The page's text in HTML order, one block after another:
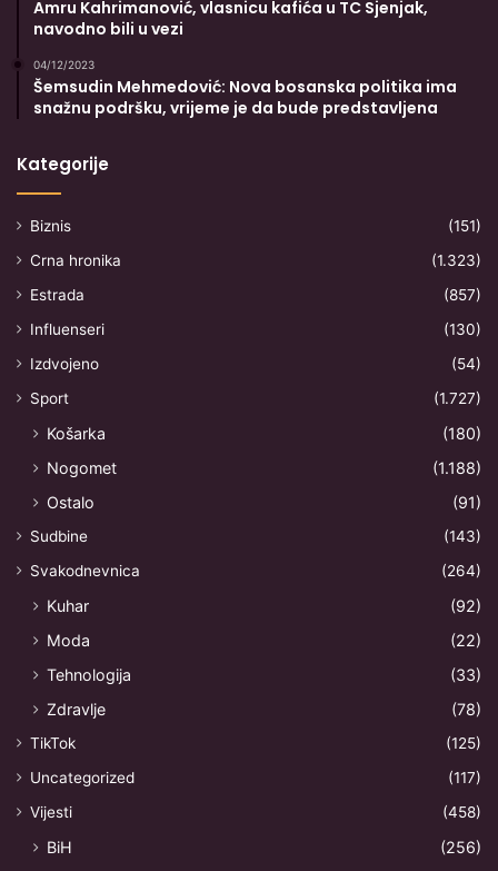
Amru Kahrimanović, vlasnicu kafića u TC Sjenjak,
navodno bili u vezi
04/12/2023
Šemsudin Mehmedović: Nova bosanska politika ima
snažnu podršku, vrijeme je da bude predstavljena
Kategorije
Biznis
(151)
Crna hronika
(1.323)
Estrada
(857)
Influenseri
(130)
Izdvojeno
(54)
Sport
(1.727)
Košarka
(180)
Nogomet
(1.188)
Ostalo
(91)
Sudbine
(143)
Svakodnevnica
(264)
Kuhar
(92)
Moda
(22)
Tehnologija
(33)
Zdravlje
(78)
TikTok
(125)
Uncategorized
(117)
Vijesti
(458)
BiH (256)